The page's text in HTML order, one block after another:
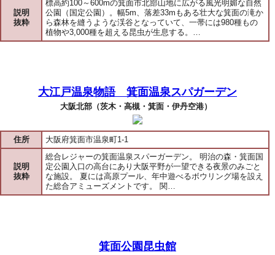
説明
抜粋
標高約100～600mの箕面市北部山地に広がる風光明媚な自然
公園（国定公園）。幅5m、落差33mもある壮大な箕面の滝か
ら森林を縫うような渓谷となっていて、一帯には980種もの
植物や3,000種を超える昆虫が生息する。…
大江戸温泉物語 箕面温泉スパガーデン
大阪北部（茨木・高槻・箕面・伊丹空港）
住所 大阪府箕面市温泉町1-1
説明
抜粋
総合レジャーの箕面温泉スパーガーデン。 明治の森・箕面国
定公園入口の高台にあり大阪平野が一望できる夜景のみごと
な施設。 夏には高原プール、年中遊べるボウリング場を設え
た総合アミューズメントです。 関…
箕面公園昆虫館